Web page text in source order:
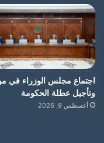
اجتماع مجلس الوزراء في
وتأجيل عطلة الحكومة
أغسطس 9, 2026